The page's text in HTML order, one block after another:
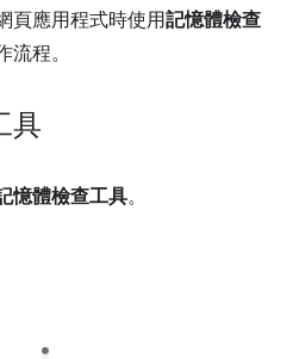
頁應用程式時使用記憶體檢查
流程。
具
憶體檢查工具。